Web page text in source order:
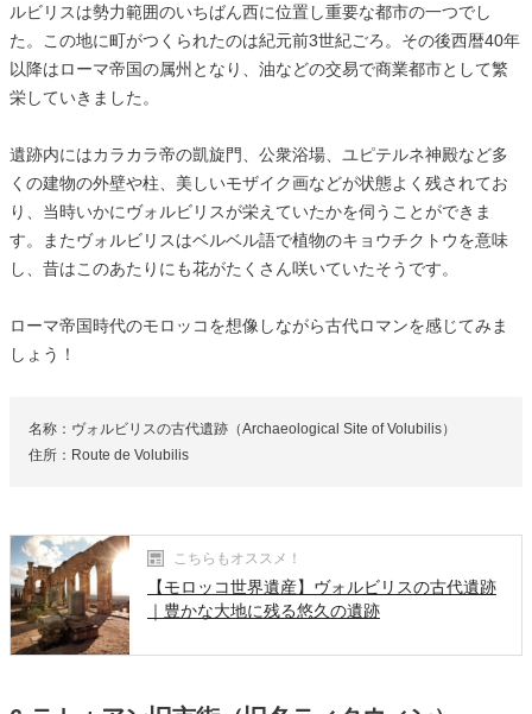
ルビリスは勢力範囲のいちばん西に位置し重要な都市の一つでし
た。この地に町がつくられたのは紀元前3世紀ごろ。その後西暦40年
以降はローマ帝国の属州となり、油などの交易で商業都市として繁
栄していきました。
遺跡内にはカラカラ帝の凱旋門、公衆浴場、ユピテルネ神殿など多
くの建物の外壁や柱、美しいモザイク画などが状態よく残されてお
り、当時いかにヴォルビリスが栄えていたかを伺うことができま
す。またヴォルビリスはベルベル語で植物のキョウチクトウを意味
し、昔はこのあたりにも花がたくさん咲いていたそうです。
ローマ帝国時代のモロッコを想像しながら古代ロマンを感じてみま
しょう！
名称：ヴォルビリスの古代遺跡（Archaeological Site of Volubilis）
住所：Route de Volubilis
こちらもオススメ！
【モロッコ世界遺産】ヴォルビリスの古代遺跡
｜豊かな大地に残る悠久の遺跡